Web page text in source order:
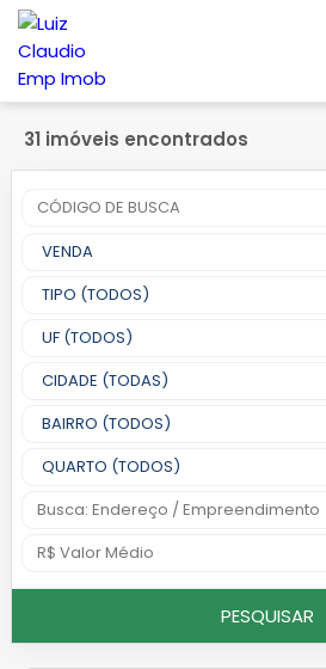
31 imóveis encontrados
PESQUISAR